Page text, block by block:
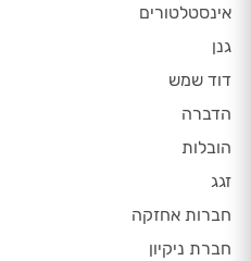
אינסטלטורים
גנן
דוד שמש
הדברה
הובלות
זגג
חברות אחזקה
חברת ניקיון